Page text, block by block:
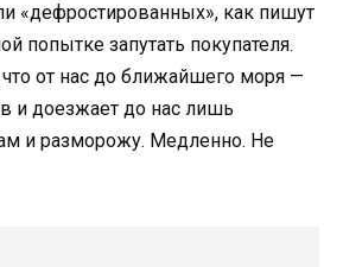
«дефростированных», как пишут
попытке запутать покупателя.
от нас до ближайшего моря —
и доезжает до нас лишь
и разморожу. Медленно. Не